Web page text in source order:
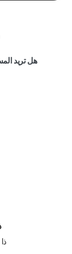
هل تريد